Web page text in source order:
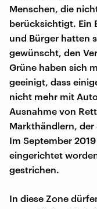
Menschen, die
berücksichtigt. Ein
und Bürger hatten
gewünscht, den
Grüne haben sich
geeinigt, dass
nicht mehr mit
Ausnahme von
Markthändlern,
Im September
eingerichtet
gestrichen.
In diese Zone